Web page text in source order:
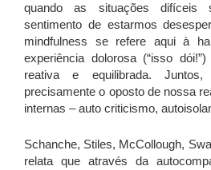
quando as situações
sentimento de estarmos
mindfulness se refere aqui à
experiência dolorosa (“isso
reativa e equilibrada.
precisamente o oposto de nossa
internas – auto criticismo,
Schanche, Stiles, McCollough,
relata que através da